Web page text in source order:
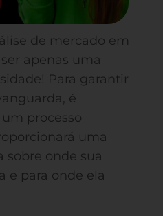
de mercado em
apenas uma
Para garantir
é
processo
uma
sobre onde sua
e para onde ela